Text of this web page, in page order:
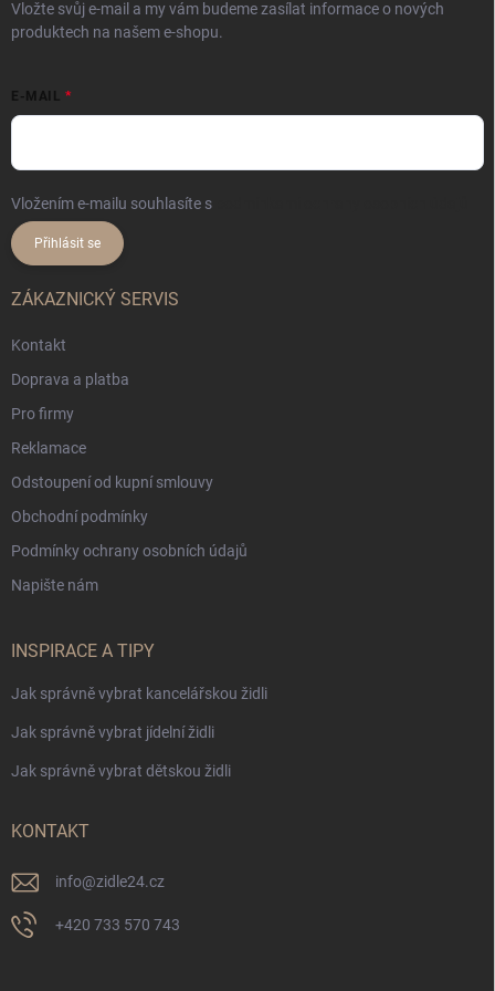
Vložte svůj e-mail a my vám budeme zasílat informace o nových
produktech na našem e-shopu.
E-MAIL
Vložením e-mailu souhlasíte s
Přihlásit se
ZÁKAZNICKÝ SERVIS
Kontakt
Doprava a platba
Pro firmy
Reklamace
Odstoupení od kupní smlouvy
Obchodní podmínky
Podmínky ochrany osobních údajů
Napište nám
INSPIRACE A TIPY
Jak správně vybrat kancelářskou židli
Jak správně vybrat jídelní židli
Jak správně vybrat dětskou židli
KONTAKT
info@zidle24.cz
+420 733 570 743